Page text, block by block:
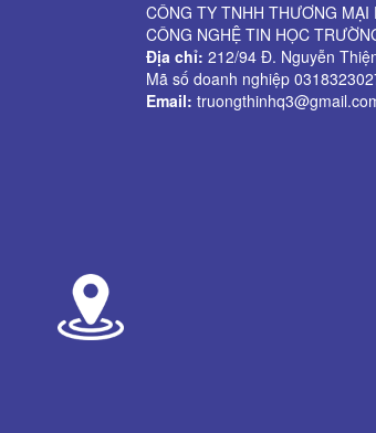
CÔNG TY TNHH THƯƠNG
CÔNG NGHỆ TIN HỌC
Địa chỉ: 212/94 Đ. Nguyễn
Mã số doanh nghiệp
Email: